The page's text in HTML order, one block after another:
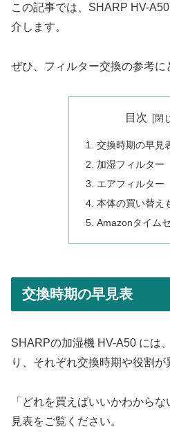
この記事では、SHARP HV-
介します。
ぜひ、フィルター交換の参考に
目次
交換時期の早見
加湿フィルター
エアフィルター
本体の買い替え
Amazonタイム
交換時期の早見表
SHARPの加湿機 HV-A50 には
り、それぞれ交換時期や役割が
「どれを買えばいいかわから
見表をご覧ください。